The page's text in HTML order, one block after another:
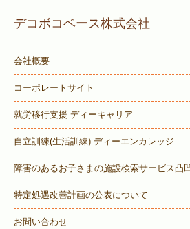
デコボコベース株式会社
会社概要
コーポレートサイト
就労移行支援 ディーキャリア
自立訓練(生活訓練) ディーエンカレッジ
障害のあるお子さまの施設検索サービス凸
特定処遇改善計画の公表について
お問い合わせ